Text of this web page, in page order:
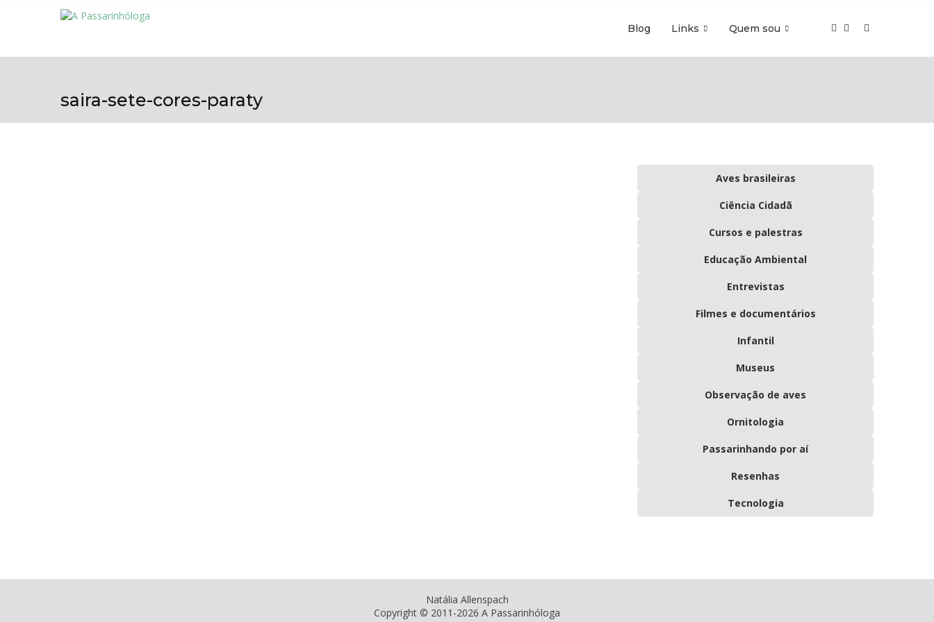
Blog Links Quem sou
saira-sete-cores-paraty
Aves brasileiras
Ciência Cidadã
Cursos e palestras
Educação Ambiental
Entrevistas
Filmes e documentários
Infantil
Museus
Observação de aves
Ornitologia
Passarinhando por aí
Resenhas
Tecnologia
Natália Allenspach
Copyright © 2011-2026 A Passarinhóloga